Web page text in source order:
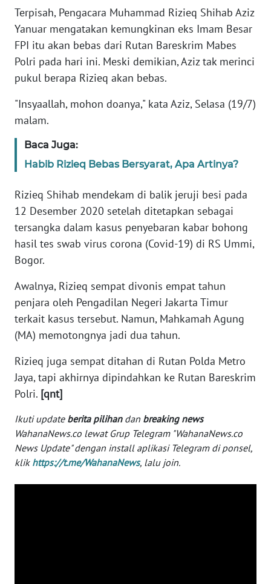
Terpisah, Pengacara Muhammad Rizieq Shihab Aziz
Yanuar mengatakan kemungkinan eks Imam Besar
FPI itu akan bebas dari Rutan Bareskrim Mabes
Polri pada hari ini. Meski demikian, Aziz tak merinci
pukul berapa Rizieq akan bebas.
"Insyaallah, mohon doanya," kata Aziz, Selasa (19/7)
malam.
Baca Juga:
Habib Rizieq Bebas Bersyarat, Apa Artinya?
Rizieq Shihab mendekam di balik jeruji besi pada
12 Desember 2020 setelah ditetapkan sebagai
tersangka dalam kasus penyebaran kabar bohong
hasil tes swab virus corona (Covid-19) di RS Ummi,
Bogor.
Awalnya, Rizieq sempat divonis empat tahun
penjara oleh Pengadilan Negeri Jakarta Timur
terkait kasus tersebut. Namun, Mahkamah Agung
(MA) memotongnya jadi dua tahun.
Rizieq juga sempat ditahan di Rutan Polda Metro
Jaya, tapi akhirnya dipindahkan ke Rutan Bareskrim
Polri. [qnt]
Ikuti update berita pilihandan breaking news
WahanaNews.co lewat Grup Telegram "WahanaNews.co
News Update" dengan install aplikasi Telegram di ponsel,
klik https://t.me/WahanaNews, lalu join.
SIBER
DISCLAIMER
Regional
WN
SUMUT
WN
JAKARTA
JABAR
WN
BANTEN
WN
NTT
KEPRI
WN
PAPUA